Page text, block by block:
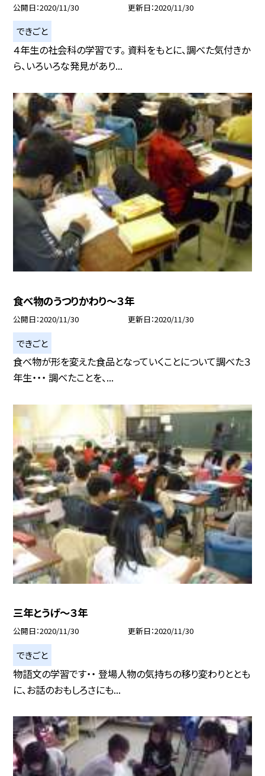
公開日 2020/11/30 更新日 2020/11/30
できごと
４年生の社会科の学習です。 資料をもとに、調べた気付きか
ら、いろいろな発見があり...
食べ物のうつりかわり〜３年
公開日 2020/11/30 更新日 2020/11/30
できごと
食べ物が形を変えた食品となっていくことについて調べた３
年生・・・ 調べたことを、...
三年とうげ〜３年
公開日 2020/11/30 更新日 2020/11/30
できごと
物語文の学習です・・ 登場人物の気持ちの移り変わりととも
に、お話のおもしろさにも...